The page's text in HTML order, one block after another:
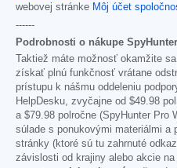
webovej stránke Môj účet
------
Podrobnosti o nákupe SpyHunter
Taktiež máte možnosť okamžite
získať plnú funkčnosť vrátane
prístupu k nášmu oddeleniu
HelpDesku, zvyčajne od $49.98
a $79.98 polročne (SpyHunter Pro
súlade s ponukovými materiálmi a
stránky (ktoré sú tu zahrnuté
závislosti od krajiny alebo akcie